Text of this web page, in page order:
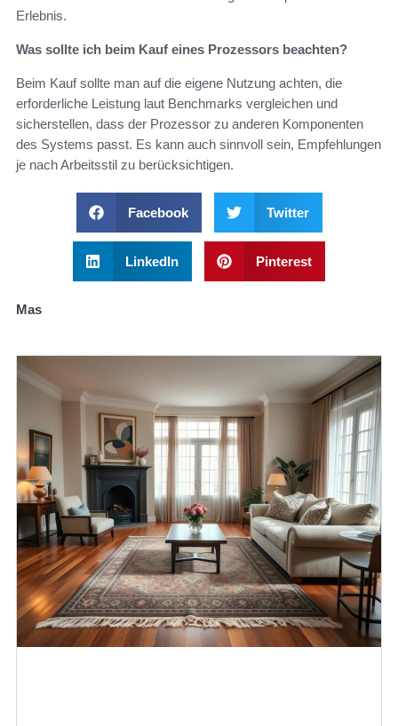
Erlebnis.
Was sollte ich beim Kauf eines Prozessors beachten?
Beim Kauf sollte man auf die eigene Nutzung achten, die
erforderliche Leistung laut Benchmarks vergleichen und
sicherstellen, dass der Prozessor zu anderen Komponenten
des Systems passt. Es kann auch sinnvoll sein, Empfehlungen
je nach Arbeitsstil zu berücksichtigen.
Facebook Twitter
LinkedIn Pinterest
Mas